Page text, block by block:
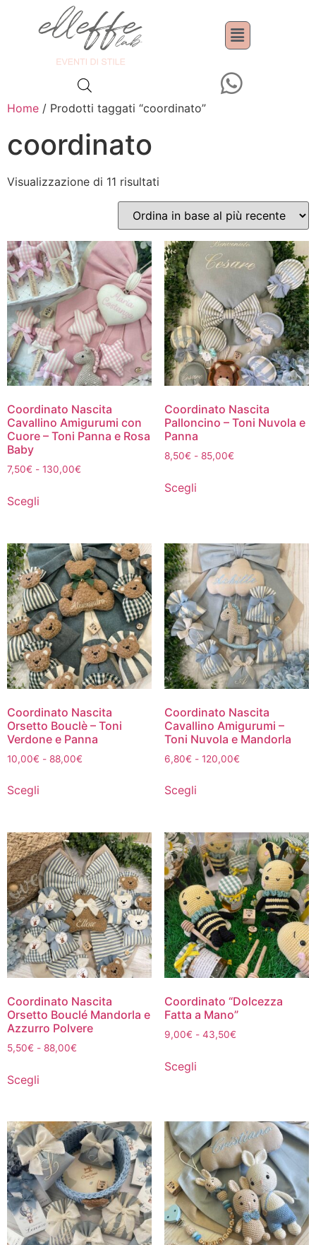
Home / Prodotti taggati “coordinato”
coordinato
Visualizzazione di 11 risultati
Coordinato Nascita
Cavallino Amigurumi con
Cuore – Toni Panna e Rosa
Baby
7,50€ - 130,00€
Scegli
Coordinato Nascita
Palloncino – Toni Nuvola e
Panna
8,50€ - 85,00€
Scegli
Coordinato Nascita
Orsetto Bouclè – Toni
Verdone e Panna
10,00€ - 88,00€
Scegli
Coordinato Nascita
Cavallino Amigurumi –
Toni Nuvola e Mandorla
6,80€ - 120,00€
Scegli
Coordinato Nascita
Orsetto Bouclé Mandorla e
Azzurro Polvere
5,50€ - 88,00€
Scegli
Coordinato “Dolcezza
Fatta a Mano”
9,00€ - 43,50€
Scegli